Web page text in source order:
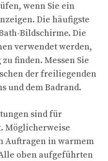
wenn Sie ein
Die häufigste
Bildschirme. Die
verwendet werden,
finden. Messen Sie
der freiliegenden
und dem Badrand.
sind für
Möglicherweise
Auftragen in warmem
oben aufgeführten